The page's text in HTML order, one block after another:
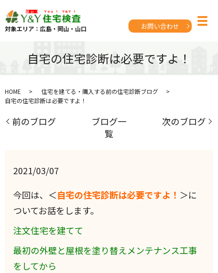
対象エリア：広島・岡山・山口 お問い合わせ
自宅の住宅診断は必要ですよ！
HOME
住宅を建てる・購入する前の住宅診断ブログ
自宅の住宅診断は必要ですよ！
前のブログ
ブログ一
覧
次のブログ
2021/03/07
今回は、＜自宅の住宅診断は必要ですよ！ ＞に
ついてお話をします。
注文住宅を建てて
最初の外壁と屋根を塗り替えメンテナンス工事
をしてから